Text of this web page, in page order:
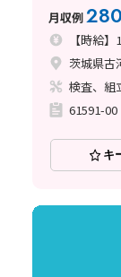
月収例
【時給
茨城県古
61591-00
キ